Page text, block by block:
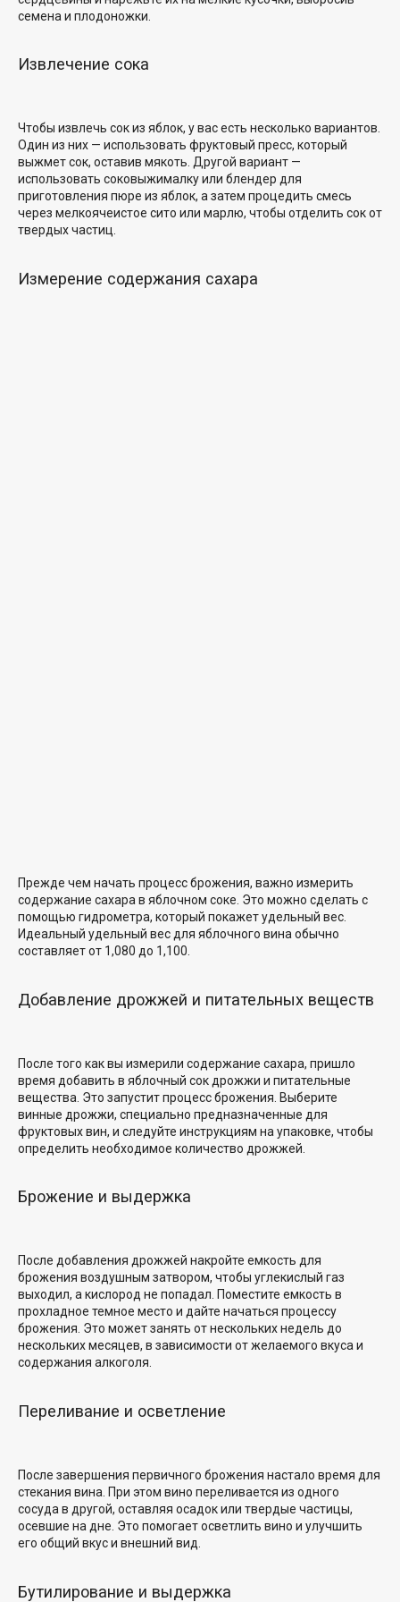
семена и плодоножки.
Извлечение сока
Чтобы извлечь сок из яблок, у вас есть несколько вариантов.
Один из них — использовать фруктовый пресс, который
выжмет сок, оставив мякоть. Другой вариант —
использовать соковыжималку или блендер для
приготовления пюре из яблок, а затем процедить смесь
через мелкоячеистое сито или марлю, чтобы отделить сок от
твердых частиц.
Измерение содержания сахара
Прежде чем начать процесс брожения, важно измерить
содержание сахара в яблочном соке. Это можно сделать с
помощью гидрометра, который покажет удельный вес.
Идеальный удельный вес для яблочного вина обычно
составляет от 1,080 до 1,100.
Добавление дрожжей и питательных веществ
После того как вы измерили содержание сахара, пришло
время добавить в яблочный сок дрожжи и питательные
вещества. Это запустит процесс брожения. Выберите
винные дрожжи, специально предназначенные для
фруктовых вин, и следуйте инструкциям на упаковке, чтобы
определить необходимое количество дрожжей.
Брожение и выдержка
После добавления дрожжей накройте емкость для
брожения воздушным затвором, чтобы углекислый газ
выходил, а кислород не попадал. Поместите емкость в
прохладное темное место и дайте начаться процессу
брожения. Это может занять от нескольких недель до
нескольких месяцев, в зависимости от желаемого вкуса и
содержания алкоголя.
Переливание и осветление
После завершения первичного брожения настало время для
стекания вина. При этом вино переливается из одного
сосуда в другой, оставляя осадок или твердые частицы,
осевшие на дне. Это помогает осветлить вино и улучшить
его общий вкус и внешний вид.
Бутилирование и выдержка